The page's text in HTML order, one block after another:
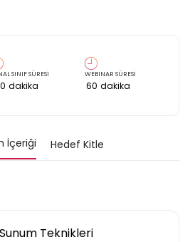
SINIF SÜRESİ
dakika
WEBINAR SÜRESİ
60 dakika
İçeriği Hedef Kitle
Teknikleri